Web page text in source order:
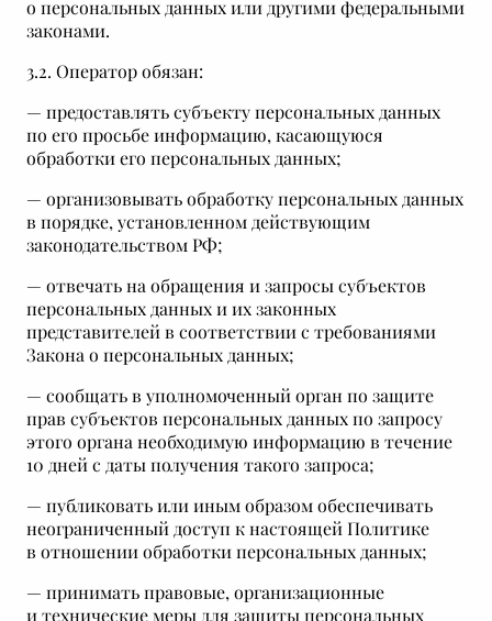
о персональных данных или другими федеральными
законами.
3.2. Оператор обязан:
— предоставлять субъекту персональных данных
по его просьбе информацию, касающуюся
обработки его персональных данных;
— организовывать обработку персональных данных
в порядке, установленном действующим
законодательством РФ;
— отвечать на обращения и запросы субъектов
персональных данных и их законных
представителей в соответствии с требованиями
Закона о персональных данных;
— сообщать в уполномоченный орган по защите
прав субъектов персональных данных по запросу
этого органа необходимую информацию в течение
10 дней с даты получения такого запроса;
— публиковать или иным образом обеспечивать
неограниченный доступ к настоящей Политике
в отношении обработки персональных данных;
— принимать правовые, организационные
и технические меры для защиты персональных